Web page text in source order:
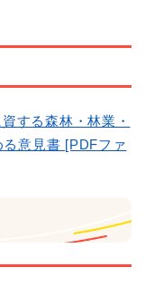
する森林・林業・
意見書 [PDFファ